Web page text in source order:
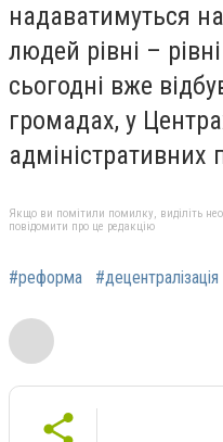
надаватимуться
людей рівні –
сьогодні вже
громадах, у
адміністративних
Якщо ви помітили помилку, виділіть
повідомити про це редакцію
#реформа #децентралізація